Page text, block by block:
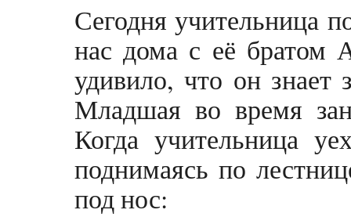
Сегодня учительница
нас дома с её братом
удивило, что он знает
Младшая во время
Когда учительница
поднимаясь по
под нос: